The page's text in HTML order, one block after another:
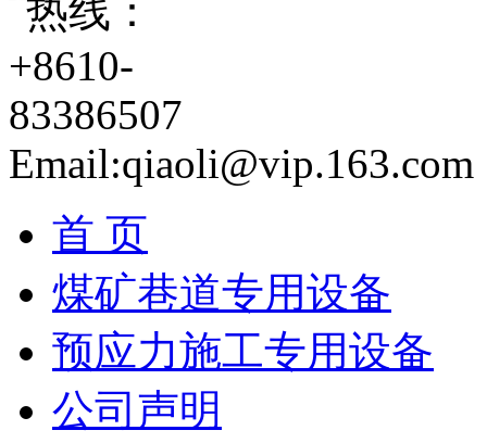
Email:qiaoli@vip.163.com
首 页
煤矿巷道专用设备
预应力施工专用设备
公司声明